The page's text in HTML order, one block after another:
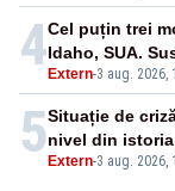
4Extern-3 aug. 2026,
Cel puțin trei
Idaho, SUA.
5Extern-3 aug. 2026,
Situație de
nivel din